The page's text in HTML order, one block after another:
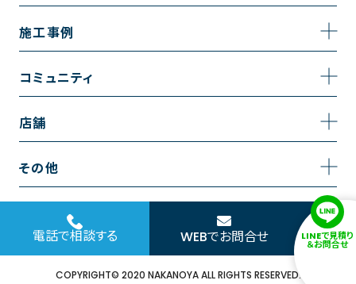
採用情報
キッチンのリフォーム
リノベーション
内装のリフォーム
水回りのリフォーム
外壁のリフォーム
窓のリフォーム
サービスの流れ
施工事例
施工事例一覧
お風呂の施工事例
洗面の施工事例
コミュニティ
コミュニティ
お知らせ
ブログ
店舗
越谷店
浦和店
日本橋店
その他
お問い合わせ
サイトポリシー
協力会社様専用お問い合わせフォーム
電話で相談する WEBでお問合せ LINEで見積り
＆お問合せ
COPYRIGHT© 2020 NAKANOYA ALL RIGHTS RESERVED.